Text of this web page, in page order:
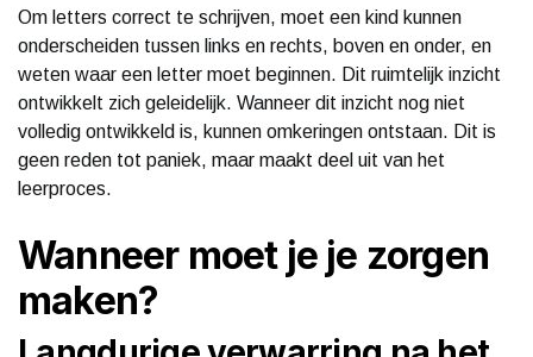
Om letters correct te schrijven, moet een kind kunnen
onderscheiden tussen links en rechts, boven en onder, en
weten waar een letter moet beginnen. Dit ruimtelijk inzicht
ontwikkelt zich geleidelijk. Wanneer dit inzicht nog niet
volledig ontwikkeld is, kunnen omkeringen ontstaan. Dit is
geen reden tot paniek, maar maakt deel uit van het
leerproces.
Wanneer moet je je zorgen
maken?